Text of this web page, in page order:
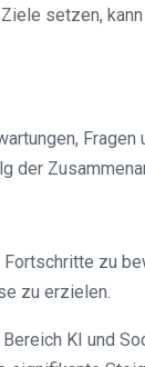
setzen,
der
zu
zu erzielen.
KI und